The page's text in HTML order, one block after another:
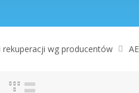
rekuperacji wg producentów
Siatka
Lista